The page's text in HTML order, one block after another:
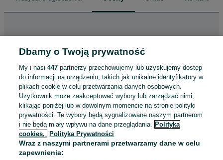
Dbamy o Twoją prywatność
My i nasi447 partnerzy przechowujemy lub uzyskujemy dostęp
do informacji na urządzeniu, takich jak unikalne identyfikatory w
plikach cookie w celu przetwarzania danych osobowych.
Użytkownik może zaakceptować wybory lub zarządzać nimi,
klikając poniżej lub w dowolnym momencie na stronie polityki
prywatności. Te wybory będą sygnalizowane naszym partnerom
i nie będą miały wpływu na dane przeglądania. Polityka
cookies,
Polityka Prywatności
Wraz z naszymi partnerami przetwarzamy dane w celu
zapewnienia: